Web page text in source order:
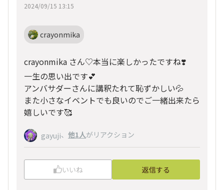
2024/09/15 13:15
crayonmika
crayonmika さん♡本当に楽しかったですね❣️
一生の思い出です💕
アンバサダーさんに講釈たれて恥ずかしい💦
また小さなイベントでも良いのでご一緒出来たら
嬉しいです🥰
gayuji、 他1人がリアクション
いいね 返信する